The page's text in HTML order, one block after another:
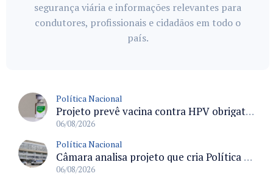
segurança viária e informações relevantes para
condutores, profissionais e cidadãos em todo o
país.
Política Nacional
Projeto prevê vacina contra HPV obrigatória e testes moleculares para rastreamento do câncer do colo do útero
06/08/2026
Política Nacional
Câmara analisa projeto que cria Política Nacional de Qualificação e Valorização da Preceptoria na Residência Médica
06/08/2026